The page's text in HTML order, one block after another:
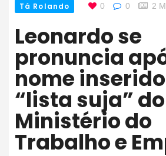
Tá Rolando 0 0 2
Leonardo se
pronuncia
nome
“lista suja” do
Ministério do
Trabalho e